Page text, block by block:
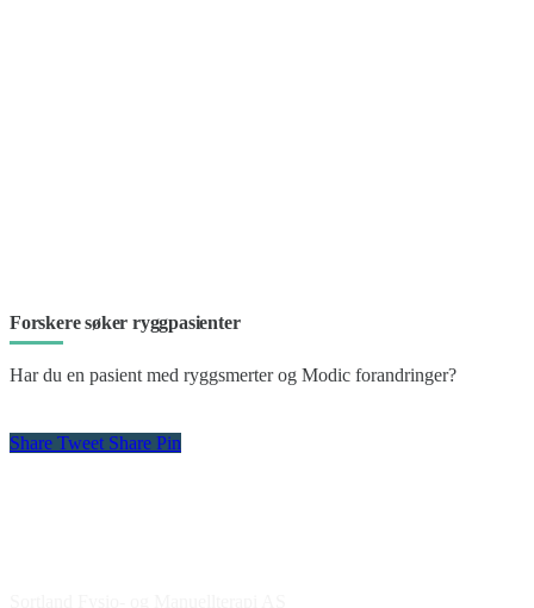
Forskere søker ryggpasienter
Har du en pasient med ryggsmerter og Modic forandringer?
Share Tweet Share Pin